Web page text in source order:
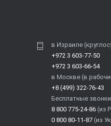
в Израиле
+972 3 603-77-50
+972 3 603-66-54
в Москве (в
+8 (499) 322-76-43
Бесплатные
8 800 775-24-86 (из
0 800 80-11-87 (из